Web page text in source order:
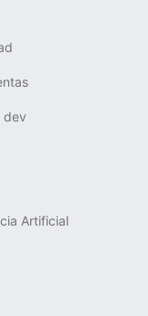
dev
Artificial